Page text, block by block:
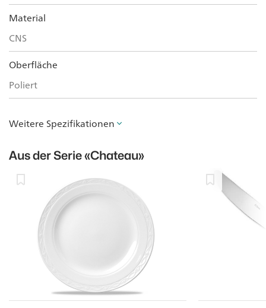
Material
CNS
Oberfläche
Poliert
Weitere Spezifikationen
Aus der Serie«Chateau»